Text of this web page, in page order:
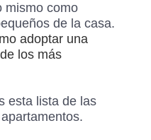
mismo como
de la casa.
adoptar una
los más
esta lista de las